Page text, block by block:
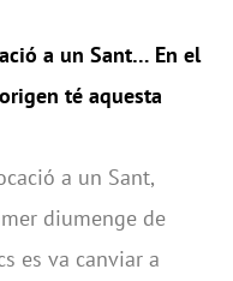
a un Sant… En el
té aquesta
a un Sant,
diumenge de
es va canviar a